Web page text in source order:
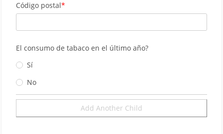
Código postal
El consumo de tabaco en el último año?
Sí
No
Add Another Child